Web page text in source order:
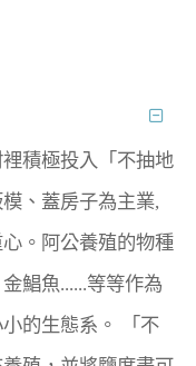
積極投入「不抽地
、蓋房子為主業,
。阿公養殖的物種
鯧魚......等等作為
的生態系。 「不